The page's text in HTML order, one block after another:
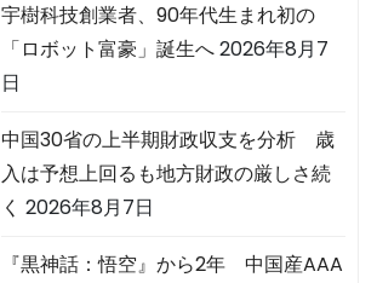
宇樹科技創業者、90年代生まれ初の
「ロボット富豪」誕生へ2026年8月7
日
中国30省の上半期財政収支を分析 歳
入は予想上回るも地方財政の厳しさ続
く 2026年8月7日
『黒神話：悟空』から2年 中国産AAA